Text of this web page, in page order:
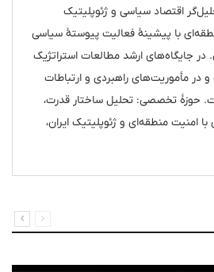
اقتصاد سیاسی و ژئوپلیتیک
با پیشینهٔ فعالیت پیوستهٔ سیاسی
در جایگاه‌های ارشد مطالعات استراتژیک
در مأموریت‌های راهبردی و ارتباطات
حوزهٔ تخصصی: تحلیل ساختار قدرت،
امنیت منطقه‌ای و ژئوپلیتیک ایران،